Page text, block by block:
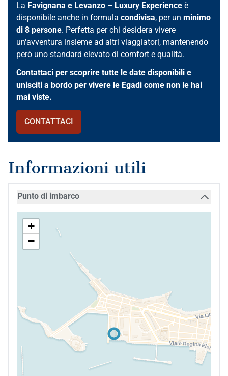
La Favignana e Levanzo – Luxury Experience è
disponibile anche in formula condivisa, per un minimo
di 8 persone. Perfetta per chi desidera vivere
un'avventura insieme ad altri viaggiatori, mantenendo
però uno standard elevato di comfort e qualità.
Contattaci per scoprire tutte le date disponibili e
unisciti a bordo per vivere le Egadi come non le hai
mai viste.
CONTATTACI
Informazioni utili
Punto di imbarco
+
−